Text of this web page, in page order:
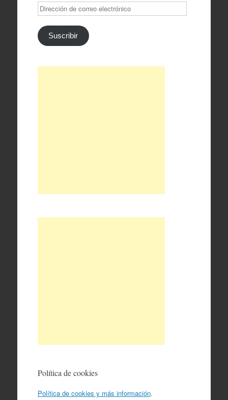
Dirección
de
correo
electrónico
Suscribir
Política de cookies
Política de cookies y más información.